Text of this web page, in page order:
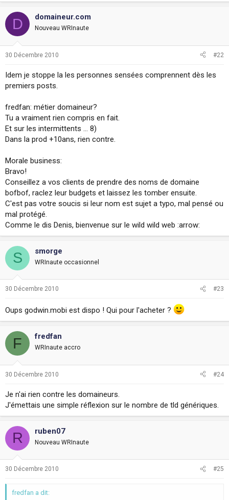
D domaineur.com
Nouveau WRInaute
30 Décembre 2010 #22
Idem je stoppe la les personnes sensées comprennent dès les
premiers posts.
fredfan: métier domaineur?
Tu a vraiment rien compris en fait.
Et sur les intermittents ... 8)
Dans la prod +10ans, rien contre.
Morale business:
Bravo!
Conseillez a vos clients de prendre des noms de domaine
bofbof, raclez leur budgets et laissez les tomber ensuite.
C'est pas votre soucis si leur nom est sujet a typo, mal pensé ou
mal protégé.
Comme le dis Denis, bienvenue sur le wild wild web :arrow:
S smorge
WRInaute occasionnel
30 Décembre 2010 #23
Oups godwin.mobi est dispo ! Qui pour l'acheter ?
F fredfan
WRInaute accro
30 Décembre 2010 #24
Je n'ai rien contre les domaineurs.
J'émettais une simple réflexion sur le nombre de tld génériques.
R ruben07
Nouveau WRInaute
30 Décembre 2010 #25
fredfan a dit: